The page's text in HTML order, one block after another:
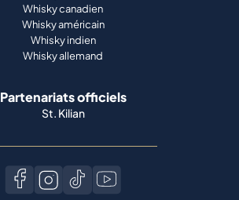
Whisky canadien
Whisky américain
Whisky indien
Whisky allemand
Partenariats officiels
St. Kilian